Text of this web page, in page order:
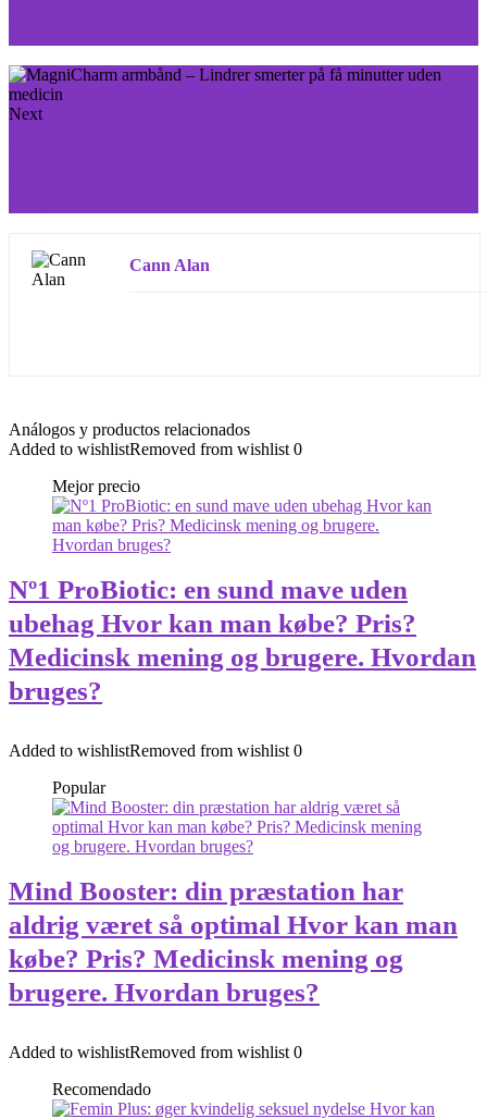
Next
Cann Alan
Análogos y productos relacionados
Added to wishlistRemoved from wishlist 0
Mejor precio
Nº1 ProBiotic: en sund mave uden
ubehag Hvor kan man købe? Pris?
Medicinsk mening og brugere. Hvordan
bruges?
Added to wishlistRemoved from wishlist 0
Popular
Mind Booster: din præstation har
aldrig været så optimal Hvor kan man
købe? Pris? Medicinsk mening og
brugere. Hvordan bruges?
Added to wishlistRemoved from wishlist 0
Recomendado